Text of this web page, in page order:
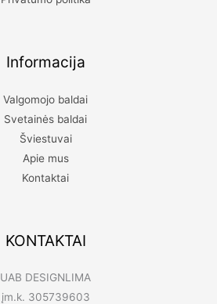
Informacija
Valgomojo baldai
Svetainės baldai
Šviestuvai
Apie mus
Kontaktai
KONTAKTAI
UAB DESIGNLIMA
įm.k. 305739603